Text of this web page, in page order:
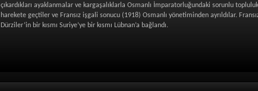
çıkardıkları ayaklanmalar ve kargaşalıklarla Osmanlı İmparatorluğundaki sorunlu
harekete geçtiler ve Fransız işgali sonucu (1918) Osmanlı yönetiminden ayrıldılar.
Dürziler’in bir kısmı Suriye’ye bir kısmı Lübnan’a bağlandı.